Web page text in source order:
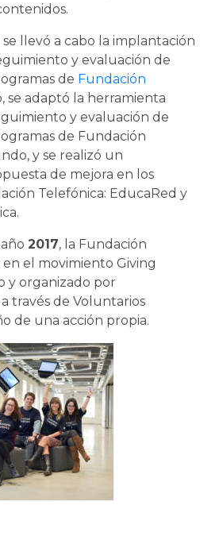
se llevó a cabo la implantación
y evaluación de
de Fundación
se adaptó la herramienta
y evaluación de
de Fundación
y se realizó un
de mejora en los
Telefónica: EducaRed y
2017, la Fundación
el movimiento Giving
y organizado por
través de Voluntarios
de una acción propia.